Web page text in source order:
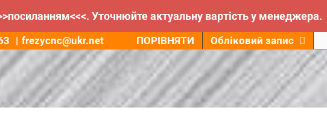
Уточнюйте актуальну вартість у менеджера.
| frezycnc@ukr.net ПОРІВНЯТИ Обліковий запис